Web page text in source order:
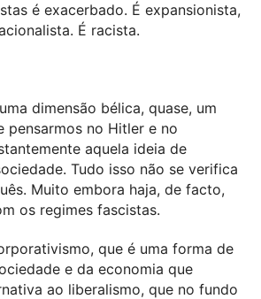
é exacerbado. É expansionista,
É racista.
dimensão bélica, quase, um
pensarmos no Hitler e no
aquela ideia de
Tudo isso não se verifica
Muito embora haja, de facto,
os regimes fascistas.
que é uma forma de
e da economia que
ao liberalismo, que no fundo